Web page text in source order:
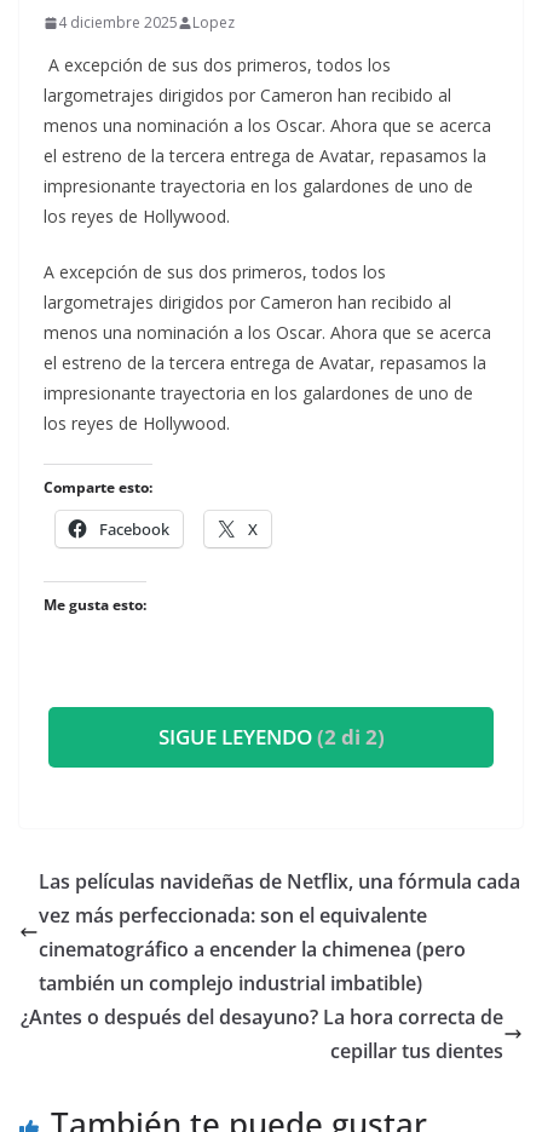
4 diciembre 2025 Lopez
A excepción de sus dos primeros, todos los
largometrajes dirigidos por Cameron han recibido al
menos una nominación a los Oscar. Ahora que se acerca
el estreno de la tercera entrega de Avatar, repasamos la
impresionante trayectoria en los galardones de uno de
los reyes de Hollywood.
​A excepción de sus dos primeros, todos los
largometrajes dirigidos por Cameron han recibido al
menos una nominación a los Oscar. Ahora que se acerca
el estreno de la tercera entrega de Avatar, repasamos la
impresionante trayectoria en los galardones de uno de
los reyes de Hollywood.
Comparte esto:
Facebook X
Me gusta esto:
SIGUE LEYENDO(2 di 2)
​Las películas navideñas de Netflix, una fórmula cada
vez más perfeccionada: son el equivalente
cinematográfico a encender la chimenea (pero
también un complejo industrial imbatible)
¿Antes o después del desayuno? La hora correcta de
cepillar tus dientes